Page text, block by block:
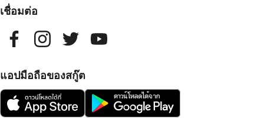
เชื่อมต่อ
แอปมือถือของสกู๊ต